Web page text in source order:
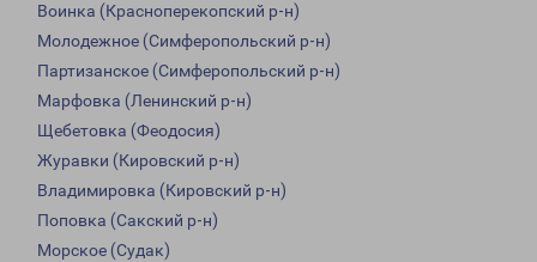
Воинка (Красноперекопский р-н)
Молодежное (Симферопольский р-н)
Партизанское (Симферопольский р-н)
Марфовка (Ленинский р-н)
Щебетовка (Феодосия)
Журавки (Кировский р-н)
Владимировка (Кировский р-н)
Поповка (Сакский р-н)
Морское (Судак)